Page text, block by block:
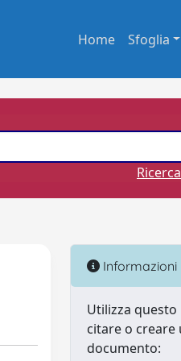
Home Sfoglia
Informazioni
Utilizza
citare o creare
documento: